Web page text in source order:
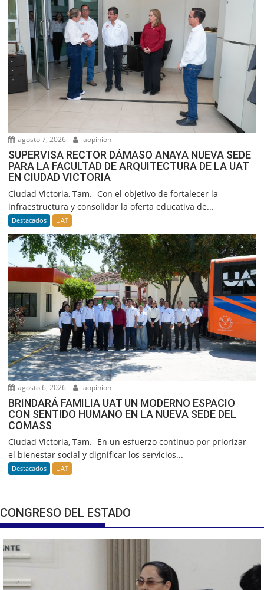
agosto 7, 2026 laopinion
SUPERVISA RECTOR DÁMASO ANAYA NUEVA SEDE
PARA LA FACULTAD DE ARQUITECTURA DE LA UAT
EN CIUDAD VICTORIA
Ciudad Victoria, Tam.- Con el objetivo de fortalecer la
infraestructura y consolidar la oferta educativa de...
Destacados UAT
agosto 6, 2026 laopinion
BRINDARÁ FAMILIA UAT UN MODERNO ESPACIO
CON SENTIDO HUMANO EN LA NUEVA SEDE DEL
COMASS
Ciudad Victoria, Tam.- En un esfuerzo continuo por priorizar
el bienestar social y dignificar los servicios...
Destacados UAT
CONGRESO DEL ESTADO